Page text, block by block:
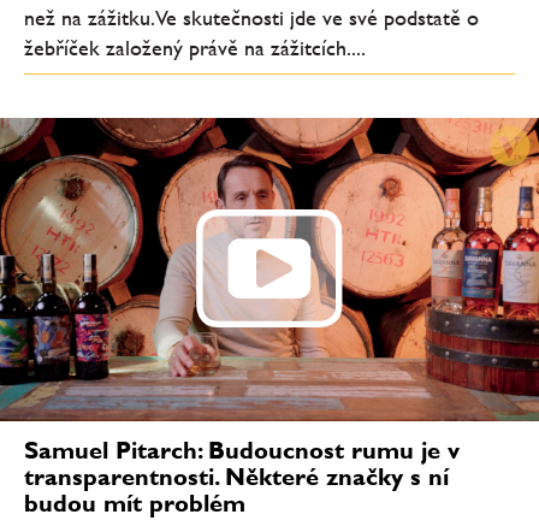
než na zážitku. Ve skutečnosti jde ve své podstatě o
žebříček založený právě na zážitcích....
Samuel Pitarch: Budoucnost rumu je v
transparentnosti. Některé značky s ní
budou mít problém